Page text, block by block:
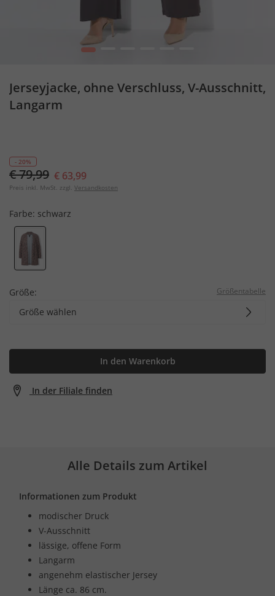
1
Jerseyjacke, ohne Verschluss, V-Ausschnitt,
Langarm
- 20%
€ 79,99 € 63,99
Preis inkl. MwSt. zzgl. Versandkosten
Farbe: schwarz
Größe: Größentabelle
Größe wählen
In den Warenkorb
In der Filiale finden
Alle Details zum Artikel
Informationen zum Produkt
modischer Druck
V-Ausschnitt
lässige, offene Form
Langarm
angenehm elastischer Jersey
Länge ca. 86 cm.